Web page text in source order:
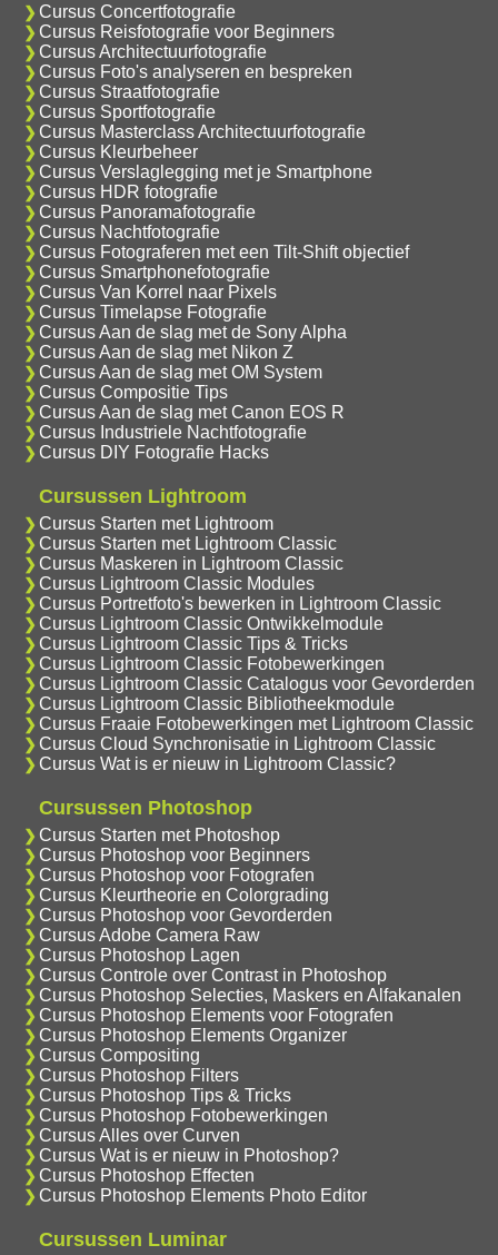
Cursus Concertfotografie
Cursus Reisfotografie voor Beginners
Cursus Architectuurfotografie
Cursus Foto's analyseren en bespreken
Cursus Straatfotografie
Cursus Sportfotografie
Cursus Masterclass Architectuurfotografie
Cursus Kleurbeheer
Cursus Verslaglegging met je Smartphone
Cursus HDR fotografie
Cursus Panoramafotografie
Cursus Nachtfotografie
Cursus Fotograferen met een Tilt-Shift objectief
Cursus Smartphonefotografie
Cursus Van Korrel naar Pixels
Cursus Timelapse Fotografie
Cursus Aan de slag met de Sony Alpha
Cursus Aan de slag met Nikon Z
Cursus Aan de slag met OM System
Cursus Compositie Tips
Cursus Aan de slag met Canon EOS R
Cursus Industriele Nachtfotografie
Cursus DIY Fotografie Hacks
Cursussen Lightroom
Cursus Starten met Lightroom
Cursus Starten met Lightroom Classic
Cursus Maskeren in Lightroom Classic
Cursus Lightroom Classic Modules
Cursus Portretfoto's bewerken in Lightroom Classic
Cursus Lightroom Classic Ontwikkelmodule
Cursus Lightroom Classic Tips & Tricks
Cursus Lightroom Classic Fotobewerkingen
Cursus Lightroom Classic Catalogus voor Gevorderden
Cursus Lightroom Classic Bibliotheekmodule
Cursus Fraaie Fotobewerkingen met Lightroom Classic
Cursus Cloud Synchronisatie in Lightroom Classic
Cursus Wat is er nieuw in Lightroom Classic?
Cursussen Photoshop
Cursus Starten met Photoshop
Cursus Photoshop voor Beginners
Cursus Photoshop voor Fotografen
Cursus Kleurtheorie en Colorgrading
Cursus Photoshop voor Gevorderden
Cursus Adobe Camera Raw
Cursus Photoshop Lagen
Cursus Controle over Contrast in Photoshop
Cursus Photoshop Selecties, Maskers en Alfakanalen
Cursus Photoshop Elements voor Fotografen
Cursus Photoshop Elements Organizer
Cursus Compositing
Cursus Photoshop Filters
Cursus Photoshop Tips & Tricks
Cursus Photoshop Fotobewerkingen
Cursus Alles over Curven
Cursus Wat is er nieuw in Photoshop?
Cursus Photoshop Effecten
Cursus Photoshop Elements Photo Editor
Cursussen Luminar